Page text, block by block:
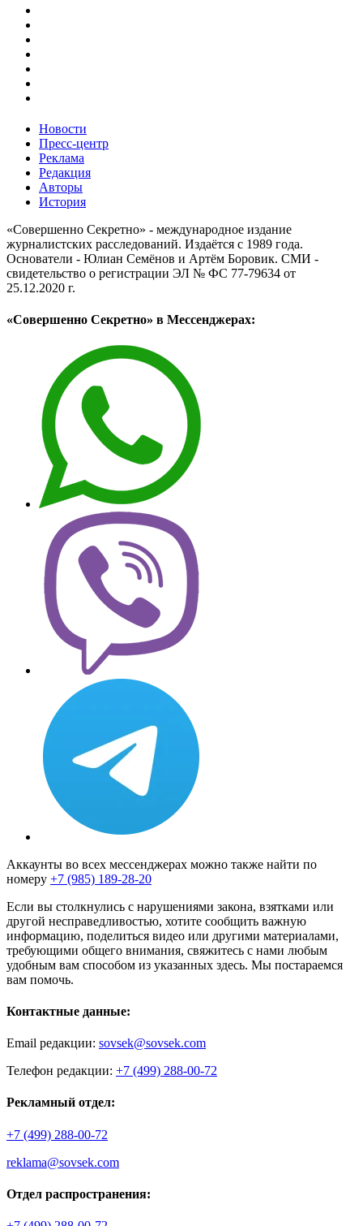
Новости
Пресс-центр
Реклама
Редакция
Авторы
История
«Совершенно Секретно» - международное издание
журналистских расследований. Издаётся с 1989 года.
Основатели - Юлиан Семёнов и Артём Боровик. CМИ -
свидетельство о регистрации ЭЛ № ФС 77-79634 от
25.12.2020 г.
«Совершенно Секретно» в Мессенджерах:
Аккаунты во всех мессенджерах можно также найти по
номеру +7 (985) 189-28-20
Если вы столкнулись с нарушениями закона, взятками или
другой несправедливостью, хотите сообщить важную
информацию, поделиться видео или другими материалами,
требующими общего внимания, свяжитесь с нами любым
удобным вам способом из указанных здесь. Мы постараемся
вам помочь.
Контактные данные:
Email редакции: sovsek@sovsek.com
Телефон редакции: +7 (499) 288-00-72
Рекламный отдел:
+7 (499) 288-00-72
reklama@sovsek.com
Отдел распространения: